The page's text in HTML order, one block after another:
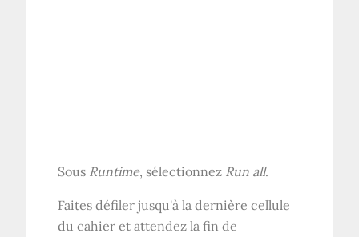
Sous Runtime, sélectionnez Run all.
Faites défiler jusqu'à la dernière cellule
du cahier et attendez la fin de